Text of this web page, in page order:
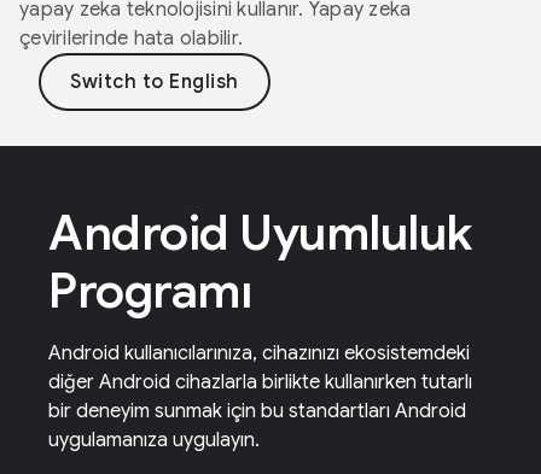
yapay zeka teknolojisini kullanır. Yapay zeka
çevirilerinde hata olabilir.
Android Uyumluluk
Programı
Android kullanıcılarınıza, cihazınızı ekosistemdeki
diğer Android cihazlarla birlikte kullanırken tutarlı
bir deneyim sunmak için bu standartları Android
uygulamanıza uygulayın.